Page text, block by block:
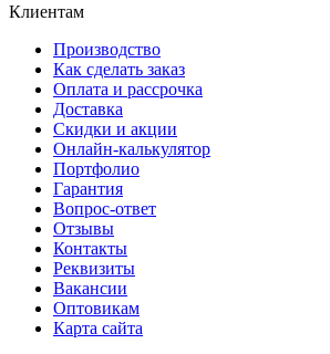
Клиентам
Производство
Как сделать заказ
Оплата и рассрочка
Доставка
Скидки и акции
Онлайн-калькулятор
Портфолио
Гарантия
Вопрос-ответ
Отзывы
Контакты
Реквизиты
Вакансии
Оптовикам
Карта сайта